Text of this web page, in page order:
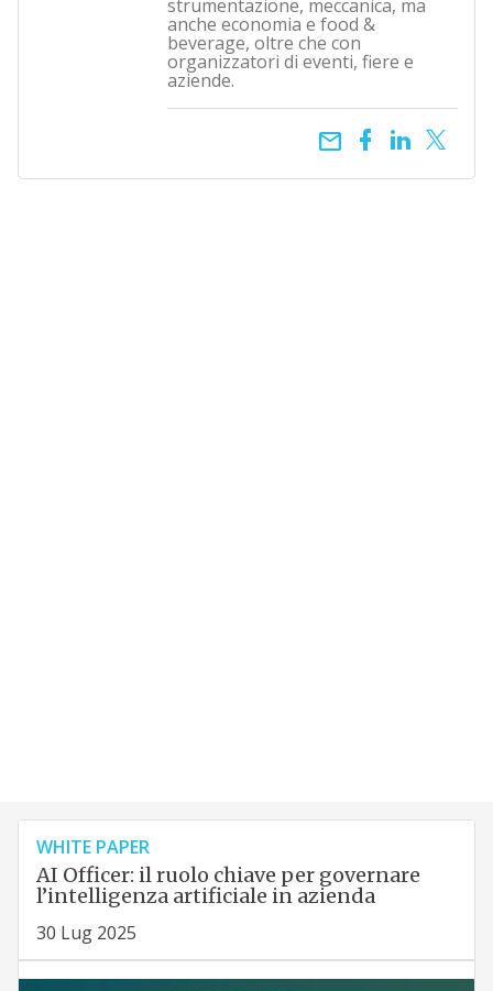
strumentazione, meccanica, ma
anche economia e food &
beverage, oltre che con
organizzatori di eventi, fiere e
aziende.
email
WHITE PAPER
AI Officer: il ruolo chiave per governare
l’intelligenza artificiale in azienda
30 Lug 2025